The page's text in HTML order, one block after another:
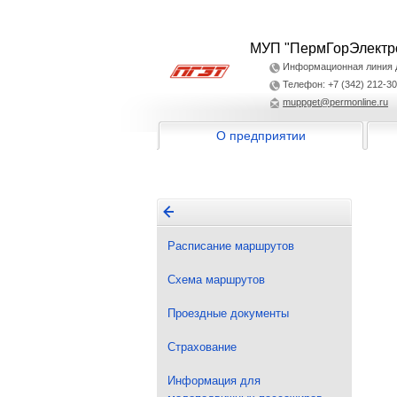
МУП
Информационная линия
Телефон: +7 (342) 212-
muppget@permonline.ru
О предприятии
Расписание маршрутов
Схема маршрутов
Проездные документы
Страхование
Информация для